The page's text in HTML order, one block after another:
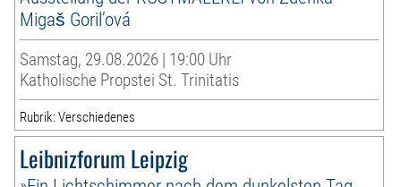
Migaš Goril’ová
Samstag, 29.08.2026 | 19:00 Uhr
Katholische Propstei St. Trinitatis
Rubrik: Verschiedenes
Leibnizforum Leipzig